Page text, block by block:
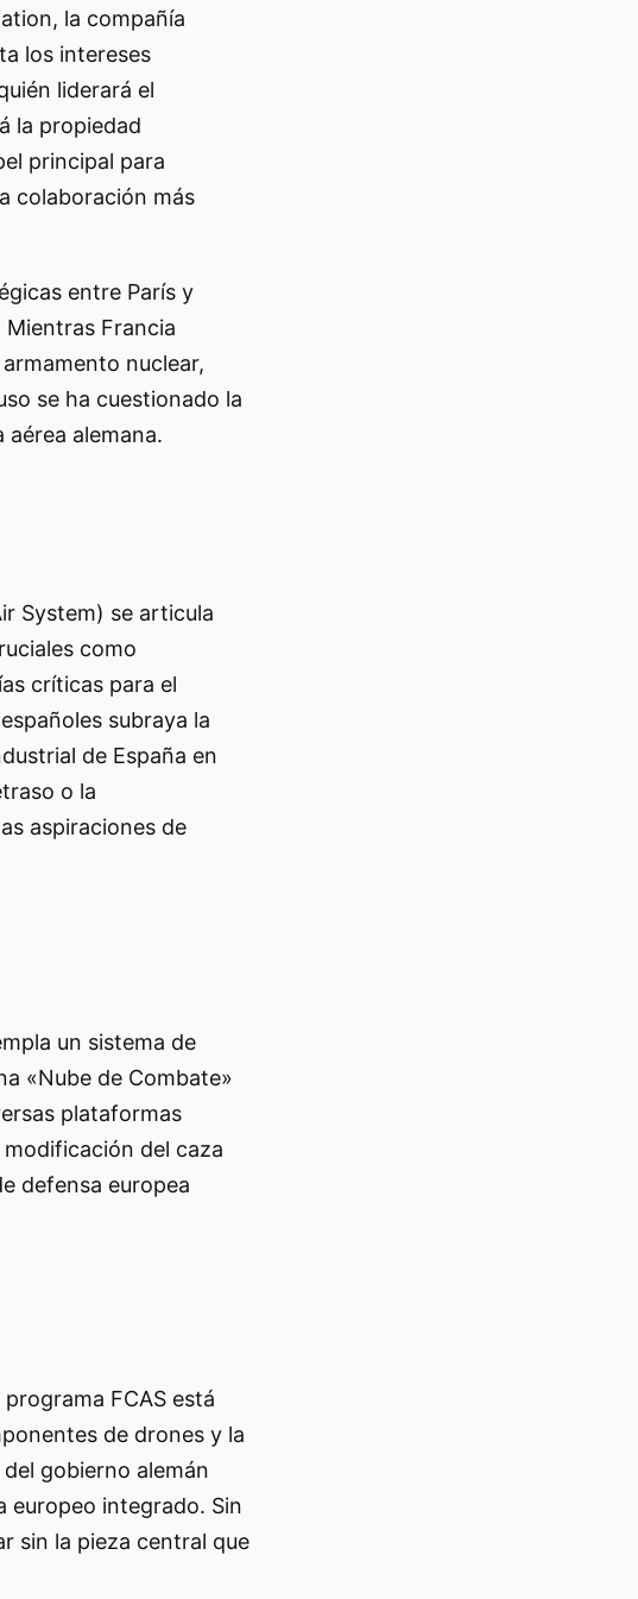
la compañía
los intereses
liderará el
la propiedad
principal para
colaboración más
entre París y
Francia
nuclear,
se ha cuestionado la
alemana.
System) se articula
como
críticas para el
subraya la
de España en
o la
aspiraciones de
un sistema de
«Nube de Combate»
plataformas
del caza
defensa europea
FCAS está
de drones y la
gobierno alemán
europeo integrado. Sin
sin la pieza central que